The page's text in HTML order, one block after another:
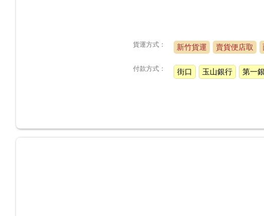
貨運方式： 新竹貨運 賣貨便店取
付款方式： 街口 玉山銀行 第一